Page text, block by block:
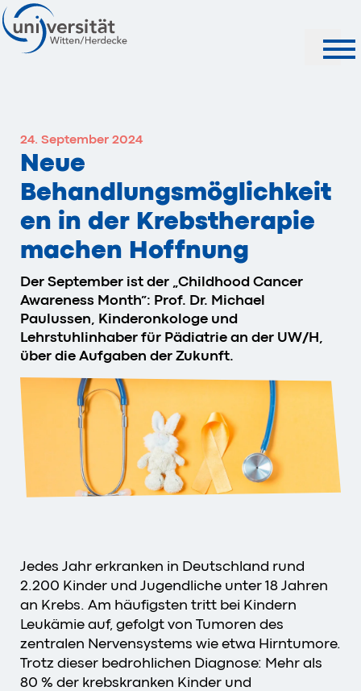
24. September 2024
Neue
Behandlungsmöglichkeit
en in der Krebstherapie
machen Hoffnung
Der September ist der „Childhood Cancer
Awareness Month”: Prof. Dr. Michael
Paulussen, Kinderonkologe und
Lehrstuhlinhaber für Pädiatrie an der UW/H,
über die Aufgaben der Zukunft.
Jedes Jahr erkranken in Deutschland rund
2.200 Kinder und Jugendliche unter 18 Jahren
an Krebs. Am häufigsten tritt bei Kindern
Leukämie auf, gefolgt von Tumoren des
zentralen Nervensystems wie etwa Hirntumore.
Trotz dieser bedrohlichen Diagnose: Mehr als
80 % der krebskranken Kinder und